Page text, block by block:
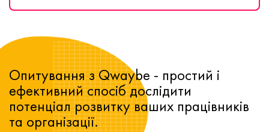
Опитування з Qwaybe - простий і
ефективний спосіб дослідити
потенціал розвитку ваших працівників
та організації.